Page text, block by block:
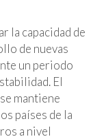
la capacidad de
de nuevas
un periodo
El
mantiene
países de la
a nivel